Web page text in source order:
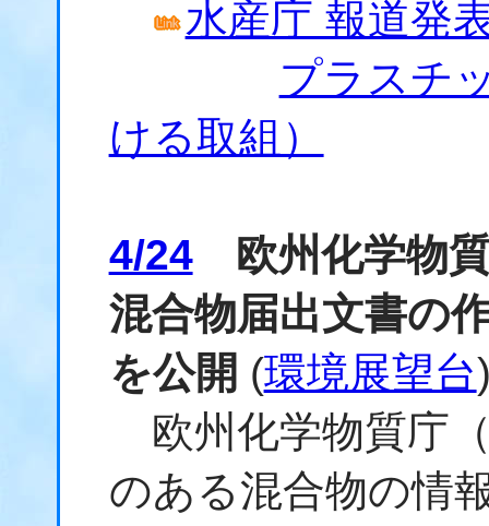
水産庁 報道発
プラスチ
ける取組）
4/24欧州化学物質
混合物届出文書の
を公開 (環境展望台
欧州化学物質庁
のある混合物の情